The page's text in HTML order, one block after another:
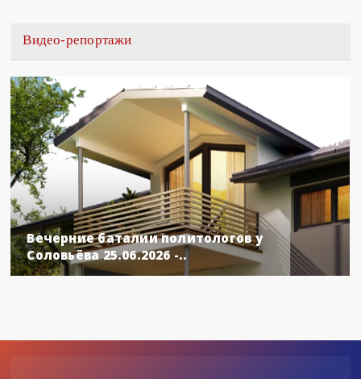
Видео-репортажи
Вечерние баталии политологов у
Соловьёва 25.06.2026 -..